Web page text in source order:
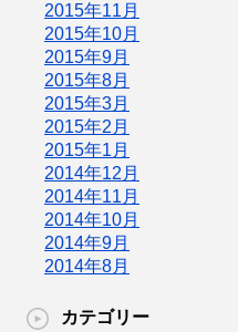
2015年11月
2015年10月
2015年9月
2015年8月
2015年3月
2015年2月
2015年1月
2014年12月
2014年11月
2014年10月
2014年9月
2014年8月
カテゴリー